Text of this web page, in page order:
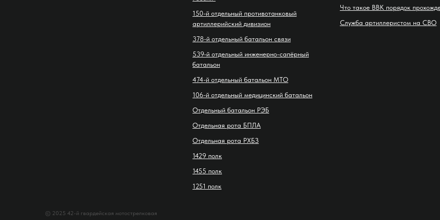
150-й отдельный противотанковый
артиллерийский дивизион
378-й отдельный батальон связи
539-й отдельный инженерно-сапёрный
батальон
474-й отдельный батальон МТО
106-й отдельный медицинский батальон
Отдельный батальон РЭБ
Отдельная рота БПЛА
Отдельная рота РХБЗ
1429 полк
1455 полк
1251 полк
Что такое ВВК порядок
Служба артиллеристом на СВО
© 2025 42-й гвардейская мотострелковая